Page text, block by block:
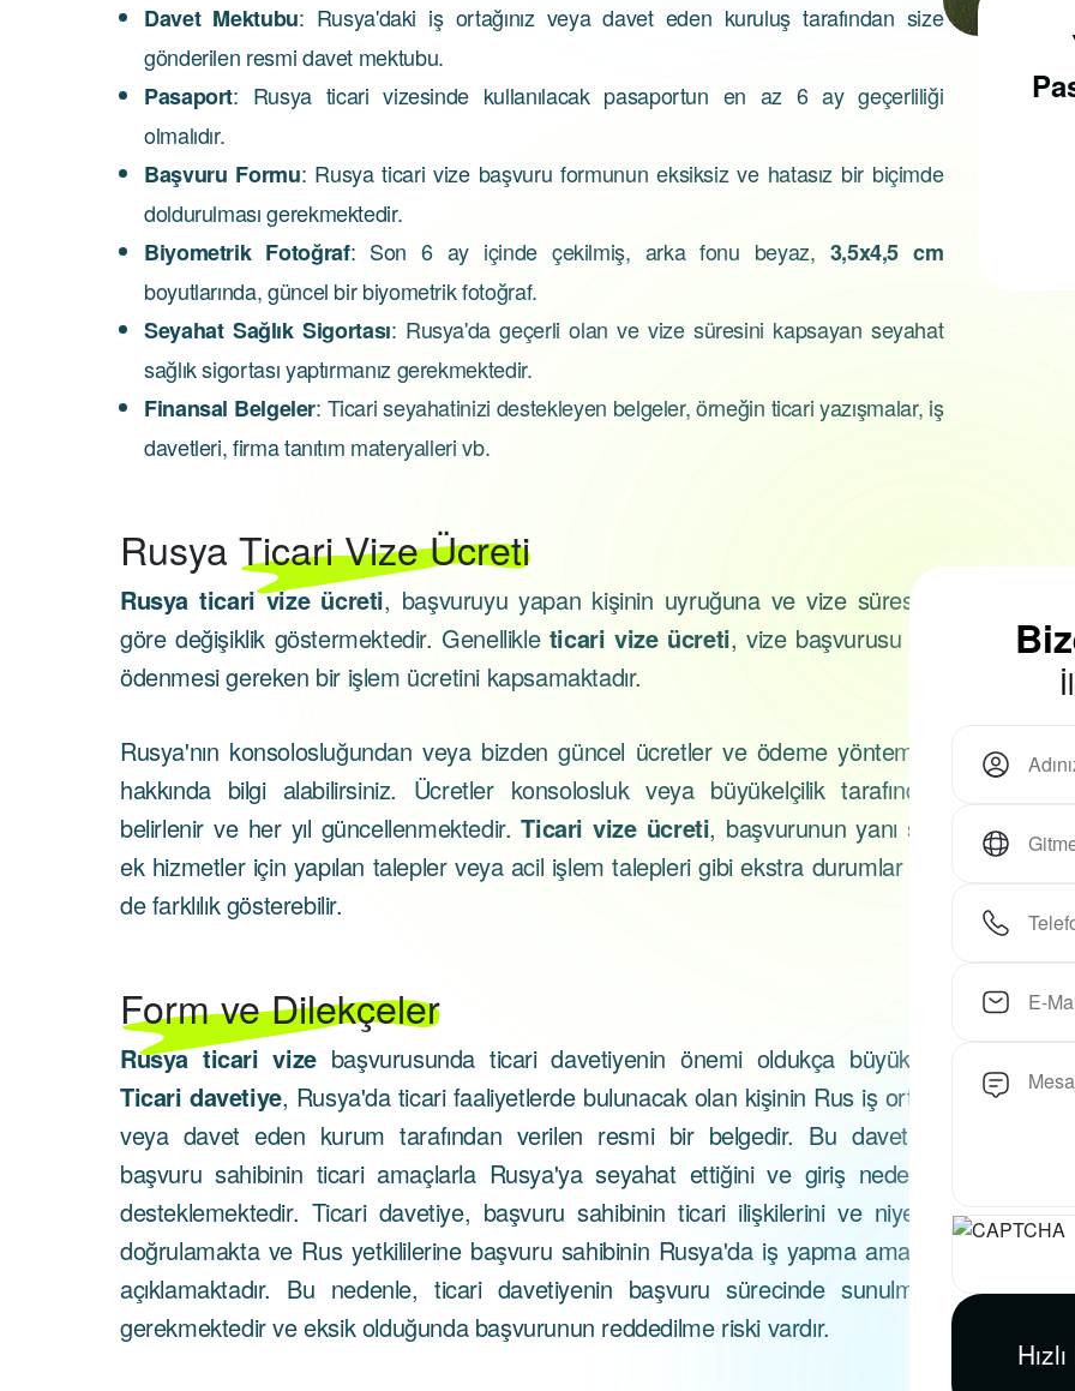
Davet Mektubu: Rusya'daki iş ortağınız veya davet eden kuruluş tarafından size
gönderilen resmi davet mektubu.
Pasaport: Rusya ticari vizesinde kullanılacak pasaportun en az 6 ay geçerliliği
olmalıdır.
Başvuru Formu: Rusya ticari vize başvuru formunun eksiksiz ve hatasız bir biçimde
doldurulması gerekmektedir.
Biyometrik Fotoğraf: Son 6 ay içinde çekilmiş, arka fonu beyaz, 3,5x4,5 cm
boyutlarında, güncel bir biyometrik fotoğraf.
Seyahat Sağlık Sigortası: Rusya'da geçerli olan ve vize süresini kapsayan seyahat
sağlık sigortası yaptırmanız gerekmektedir.
Finansal Belgeler: Ticari seyahatinizi destekleyen belgeler, örneğin ticari yazışmalar, iş
davetleri, firma tanıtım materyalleri vb.
RusyaTicari Vize Ücreti
Rusya ticari vize ücreti, başvuruyu yapan kişinin uyruğuna ve vize süresine
göre değişiklik göstermektedir. Genellikle ticari vize ücreti, vize başvurusu için
ödenmesi gereken bir işlem ücretini kapsamaktadır.
Rusya'nın konsolosluğundan veya bizden güncel ücretler ve ödeme yöntemleri
hakkında bilgi alabilirsiniz. Ücretler konsolosluk veya büyükelçilik tarafından
belirlenir ve her yıl güncellenmektedir.Ticari vize ücreti, başvurunun yanı sıra
ek hizmetler için yapılan talepler veya acil işlem talepleri gibi ekstra durumlar için
de farklılık gösterebilir.
Form ve Dilekçeler
Rusya ticari vizebaşvurusunda ticari davetiyenin önemi oldukça büyüktür.
Ticari davetiye, Rusya'da ticari faaliyetlerde bulunacak olan kişinin Rus iş ortağı
veya davet eden kurum tarafından verilen resmi bir belgedir. Bu davetiye,
başvuru sahibinin ticari amaçlarla Rusya'ya seyahat ettiğini ve giriş nedenini
desteklemektedir. Ticari davetiye, başvuru sahibinin ticari ilişkilerini ve niyetini
doğrulamakta ve Rus yetkililerine başvuru sahibinin Rusya'da iş yapma amacını
açıklamaktadır. Bu nedenle, ticari davetiyenin başvuru sürecinde sunulması
gerekmektedir ve eksik olduğunda başvurunun reddedilme riski vardır.
Alınır?
olarak pasaport